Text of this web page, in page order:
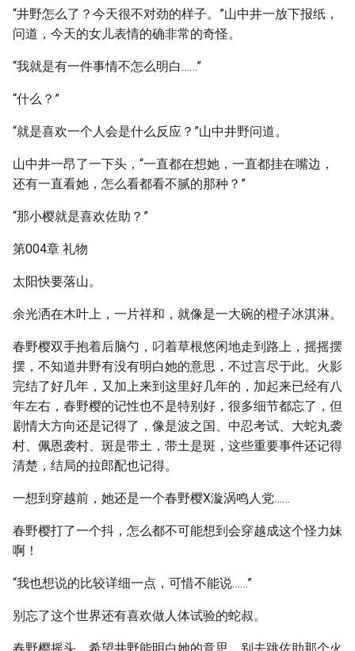
“井野怎么了？今天很不对劲的样子。”山中井一放下报纸，
问道，今天的女儿表情的确非常的奇怪。
“我就是有一件事情不怎么明白……”
“什么？”
“就是喜欢一个人会是什么反应？”山中井野问道。
山中井一昂了一下头，“一直都在想她，一直都挂在嘴边，
还有一直看她，怎么看都看不腻的那种？”
“那小樱就是喜欢佐助？”
第004章 礼物
太阳快要落山。
余光洒在木叶上，一片祥和，就像是一大碗的橙子冰淇淋。
春野樱双手抱着后脑勺，叼着草根悠闲地走到路上，摇摇摆
摆，不知道井野有没有明白她的意思，不过言尽于此。火影
完结了好几年，又加上来到这里好几年的，加起来已经有八
年左右，春野樱的记性也不是特别好，很多细节都忘了，但
剧情大方向还是记得了，像是波之国、中忍考试、大蛇丸袭
村、佩恩袭村、斑是带土，带土是斑，这些重要事件还记得
清楚，结局的拉郎配也记得。
一想到穿越前，她还是一个春野樱X漩涡鸣人党……
春野樱打了一个抖，怎么都不可能想到会穿越成这个怪力妹
啊！
“我也想说的比较详细一点，可惜不能说……”
别忘了这个世界还有喜欢做人体试验的蛇叔。